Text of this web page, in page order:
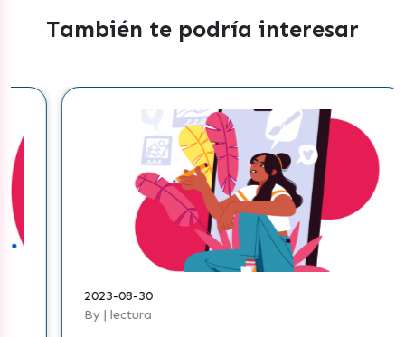
También te podría interesar
2023-08-30
By | lectura